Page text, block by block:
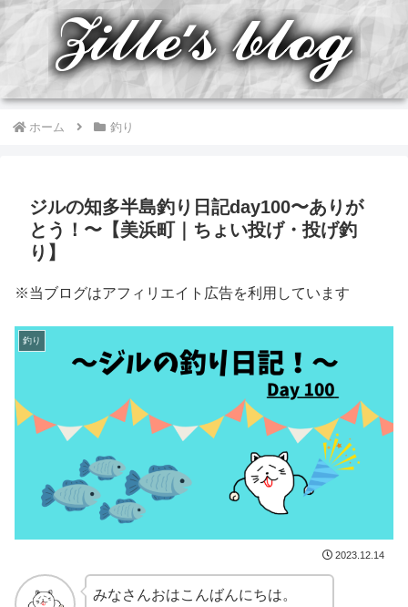
ホーム 釣り
ジルの知多半島釣り日記day100〜ありが
とう！〜【美浜町｜ちょい投げ・投げ釣
り】
※当ブログはアフィリエイト広告を利用しています
釣り
2023.12.14
みなさんおはこんばんにちは。